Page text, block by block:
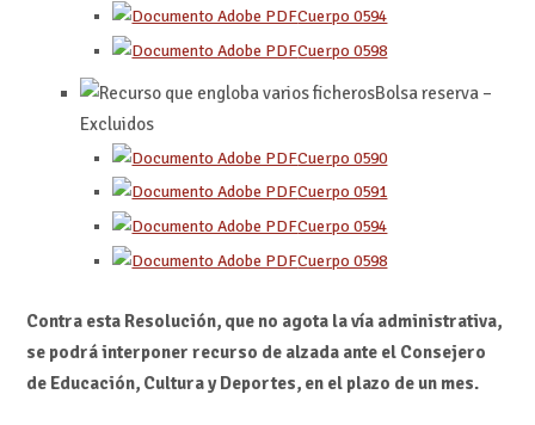
Cuerpo 0594
Cuerpo 0598
Bolsa reserva –
Excluidos
Cuerpo 0590
Cuerpo 0591
Cuerpo 0594
Cuerpo 0598
Contra esta Resolución, que no agota la vía administrativa,
se podrá interponer recurso de alzada ante el Consejero
de Educación, Cultura y Deportes, en el plazo de un mes.